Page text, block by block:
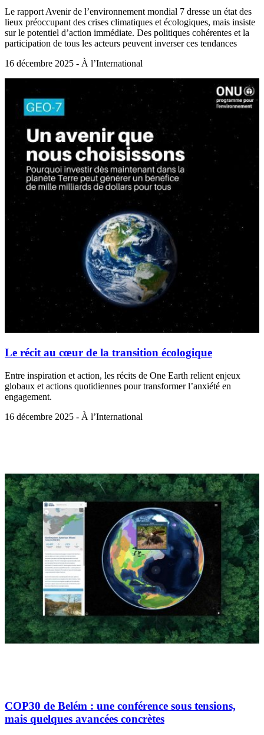
Le rapport Avenir de l’environnement mondial 7 dresse un état des
lieux préoccupant des crises climatiques et écologiques, mais insiste
sur le potentiel d’action immédiate. Des politiques cohérentes et la
participation de tous les acteurs peuvent inverser ces tendances
16 décembre 2025 - À l’International
Le récit au cœur de la transition écologique
Entre inspiration et action, les récits de One Earth relient enjeux
globaux et actions quotidiennes pour transformer l’anxiété en
engagement.
16 décembre 2025 - À l’International
COP30 de Belém : une conférence sous tensions,
mais quelques avancées concrètes